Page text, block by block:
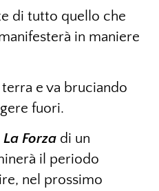
di tutto quello che
in maniere
e va bruciando
fuori.
La Forza di un
il periodo
nel prossimo